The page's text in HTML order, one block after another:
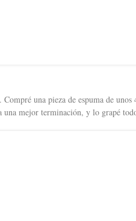
una pieza de espuma de unos
una mejor terminación, y lo grapé